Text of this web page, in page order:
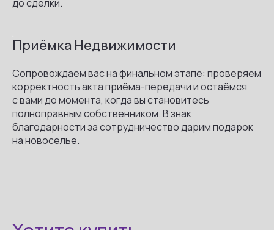
до сделки.
.
Приёмка Недвижимости
Сопровождаем вас на финальном этапе: проверяем
корректность акта приёма-передачи и остаёмся
с вами до момента, когда вы становитесь
полноправным собственником. В знак
благодарности за сотрудничество дарим подарок
на новоселье.